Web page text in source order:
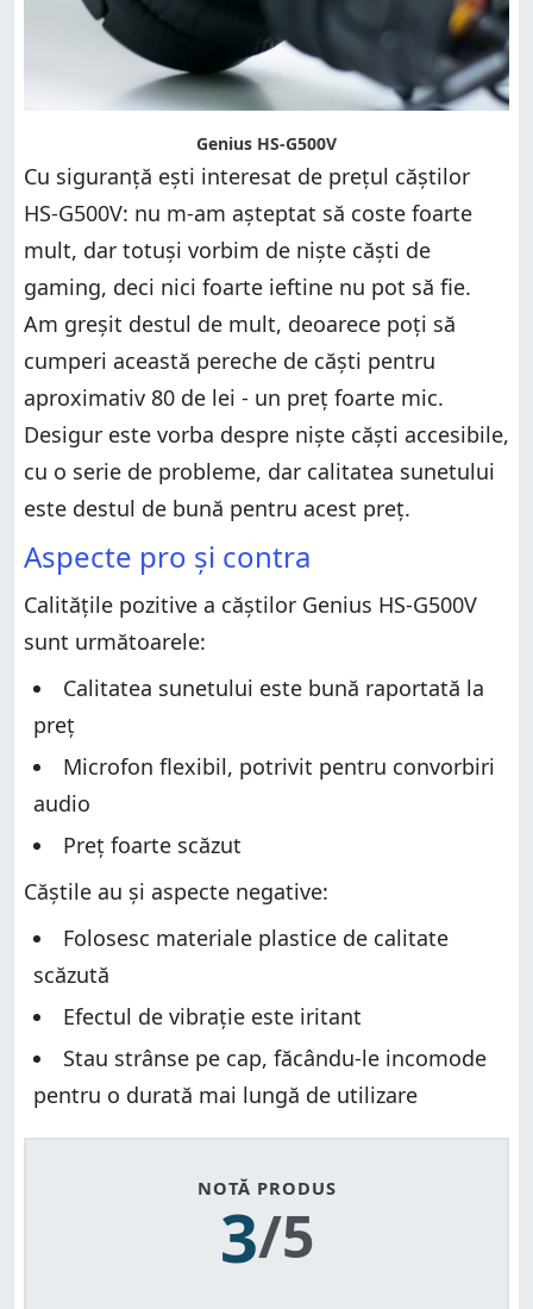
Genius HS-G500V
Cu siguranță ești interesat de prețul căștilor
HS-G500V: nu m-am așteptat să coste foarte
mult, dar totuși vorbim de niște căști de
gaming, deci nici foarte ieftine nu pot să fie.
Am greșit destul de mult, deoarece poți să
cumperi această pereche de căști pentru
aproximativ 80 de lei - un preț foarte mic.
Desigur este vorba despre niște căști accesibile,
cu o serie de probleme, dar calitatea sunetului
este destul de bună pentru acest preț.
Aspecte pro și contra
Calitățile pozitive a căștilor Genius HS-G500V
sunt următoarele:
Calitatea sunetului este bună raportată la
preț
Microfon flexibil, potrivit pentru convorbiri
audio
Preț foarte scăzut
Căștile au și aspecte negative:
Folosesc materiale plastice de calitate
scăzută
Efectul de vibrație este iritant
Stau strânse pe cap, făcându-le incomode
pentru o durată mai lungă de utilizare
NOTĂ PRODUS
3/5